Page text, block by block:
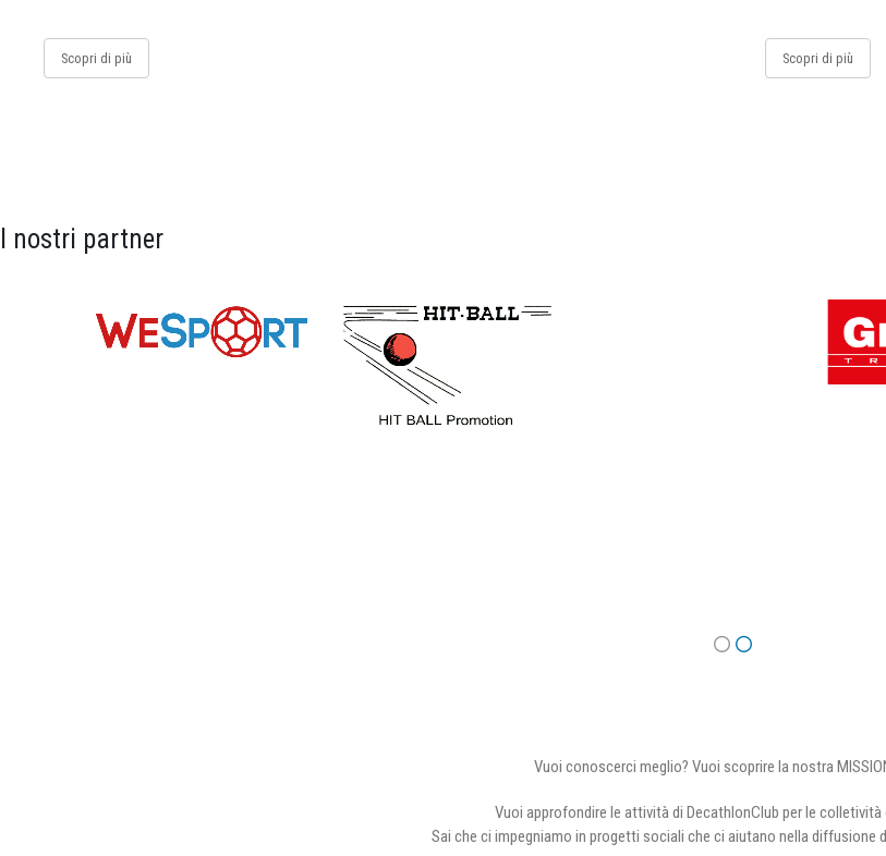
Scopri di più Scopri di più
I nostri partner
Vuoi conoscerci meglio? Vuoi scoprire la nostra
Vuoi approfondire le attività di DecathlonClub per le colletività
Sai che ci impegniamo in progetti sociali che ci aiutano nella diffusione